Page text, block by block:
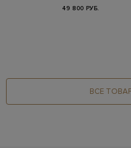
оправе
49 800 РУБ.
ВСЕ